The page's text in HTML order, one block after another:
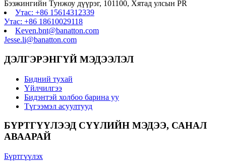
Бээжингийн Тунжоу дүүрэг, 101100, Хятад улсын PR
Утас: +86 15614312339
Утас: +86 18610029118
Keven.bnt@banatton.com
Jesse.li@banatton.com
ДЭЛГЭРЭНГҮЙ МЭДЭЭЛЭЛ
Бидний тухай
Үйлчилгээ
Бидэнтэй холбоо барина уу
Түгээмэл асуултууд
БҮРТГҮҮЛЭЭД СҮҮЛИЙН МЭДЭЭ, САНАЛ
АВААРАЙ
Бүртгүүлэх